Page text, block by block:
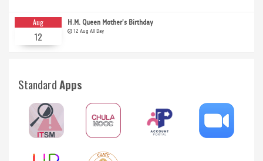
Aug
12
H.M. Queen Mother's Birthday
12 Aug All Day
StandardApps